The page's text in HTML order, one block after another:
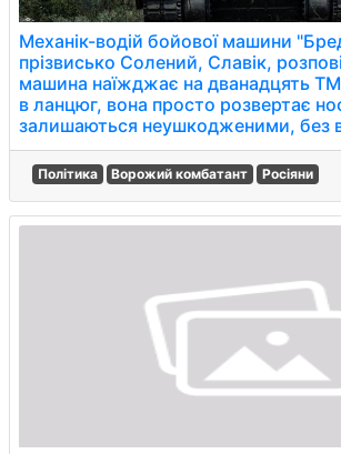
Механік-водій бойової машини
прізвисько Солений, Славік,
машина наїжджає на дванадцять
в ланцюг, вона просто розвертає
залишаються неушкодженими, без
Політика Ворожий комбатант Росіяни